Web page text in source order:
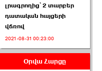
ՏԵՍԱՆՅՈՒԹ․ Ի՞նչ
իրավիճակ է այս ›››
2026-07-04 10:40:00
լրագրողից՝ 2 տարբեր
դատական հայցերի
վճռով
2021-08-31 00:23:00
Օրվա Հարցը